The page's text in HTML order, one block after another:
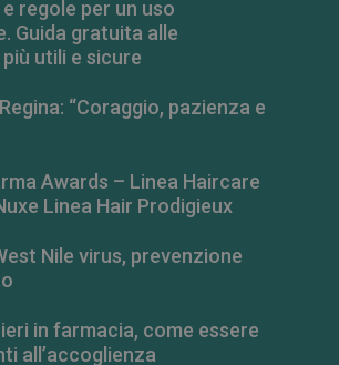
regole per un uso
Guida gratuita alle
utili e sicure
“Coraggio, pazienza e
Awards – Linea Haircare
Linea Hair Prodigieux
Nile virus, prevenzione
in farmacia, come essere
all’accoglienza